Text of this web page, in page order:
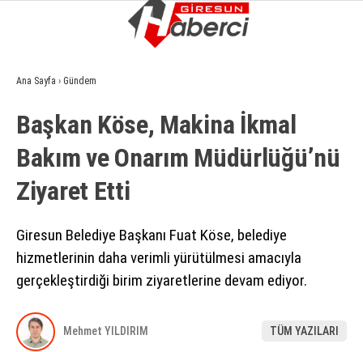
GÜNDEM
EKONOMI
SIYASET
ASAYIŞ
SPOR
EĞITIM
Ana Sayfa › Gündem
Başkan Köse, Makina İkmal
Bakım ve Onarım Müdürlüğü’nü
Ziyaret Etti
Giresun Belediye Başkanı Fuat Köse, belediye
hizmetlerinin daha verimli yürütülmesi amacıyla
gerçekleştirdiği birim ziyaretlerine devam ediyor.
Mehmet YILDIRIM TÜM YAZILARI